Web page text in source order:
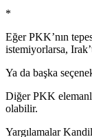
*
Eğer PKK’nın
istemiyorlarsa,
Ya da başka
Diğer PKK
olabilir.
Yargılamalar